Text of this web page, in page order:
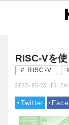
RISC-Vを
# RISC-V
2023-05-23 FSI
Twitter